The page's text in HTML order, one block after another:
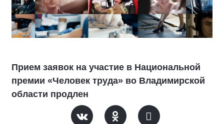
Прием заявок на участие в Национальной
премии «Человек труда» во Владимирской
области продлен